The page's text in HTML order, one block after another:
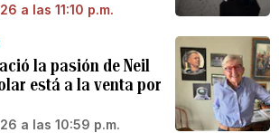
a las 11:10 p.m.
la pasión de Neil
está a la venta por
a las 10:59 p.m.